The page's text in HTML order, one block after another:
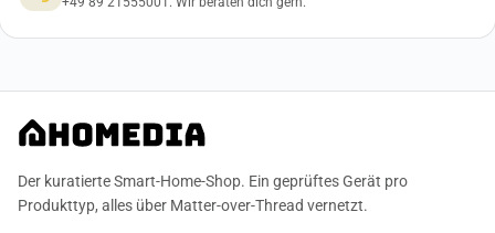
Der kuratierte Smart-Home-Shop. Ein geprüftes Gerät pro
Produkttyp, alles über Matter-over-Thread vernetzt.